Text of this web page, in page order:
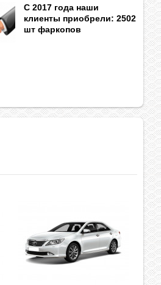
С 2017 года наши
клиенты приобрели: 2502
шт фаркопов